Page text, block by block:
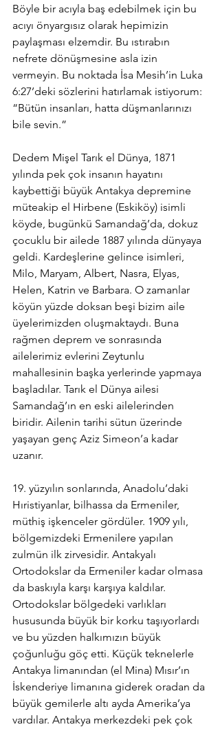
Böyle bir acıyla baş edebilmek için bu
acıyı önyargısız olarak hepimizin
paylaşması elzemdir. Bu ıstırabın
nefrete dönüşmesine asla izin
vermeyin. Bu noktada İsa Mesih’in Luka
6:27’deki sözlerini hatırlamak istiyorum:
“Bütün insanları, hatta düşmanlarınızı
bile sevin.”
Dedem Mişel Tarık el Dünya, 1871
yılında pek çok insanın hayatını
kaybettiği büyük Antakya depremine
müteakip el Hirbene (Eskiköy) isimli
köyde, bugünkü Samandağ’da, dokuz
çocuklu bir ailede 1887 yılında dünyaya
geldi. Kardeşlerine gelince isimleri,
Milo, Maryam, Albert, Nasra, Elyas,
Helen, Katrin ve Barbara. O zamanlar
köyün yüzde doksan beşi bizim aile
üyelerimizden oluşmaktaydı. Buna
rağmen deprem ve sonrasında
ailelerimiz evlerini Zeytunlu
mahallesinin başka yerlerinde yapmaya
başladılar. Tarık el Dünya ailesi
Samandağ’ın en eski ailelerinden
biridir. Ailenin tarihi sütun üzerinde
yaşayan genç Aziz Simeon’a kadar
uzanır.
19. yüzyılın sonlarında, Anadolu’daki
Hıristiyanlar, bilhassa da Ermeniler,
müthiş işkenceler gördüler. 1909 yılı,
bölgemizdeki Ermenilere yapılan
zulmün ilk zirvesidir. Antakyalı
Ortodokslar da Ermeniler kadar olmasa
da baskıyla karşı karşıya kaldılar.
Ortodokslar bölgedeki varlıkları
hususunda büyük bir korku taşıyorlardı
ve bu yüzden halkımızın büyük
çoğunluğu göç etti. Küçük teknelerle
Antakya limanından (el Mina) Mısır’ın
İskenderiye limanına giderek oradan da
büyük gemilerle altı ayda Amerika’ya
vardılar. Antakya merkezdeki pek çok